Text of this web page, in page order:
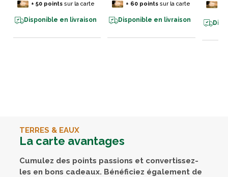
+50 points sur la carte
Disponible en livraison
+ 60pointssur la carte
Disponible en livraison
TERRES & EAUX
La carte avantages
Cumulez des points passions et convertissez-
les en bons cadeaux. Bénéficiez également de